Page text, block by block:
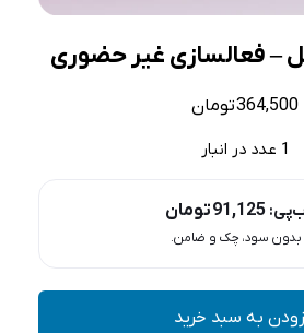
– فعالسازی غیر حضوری
364,500تومان
1 عدد در انبار
91,125تومان
به سبد خرید